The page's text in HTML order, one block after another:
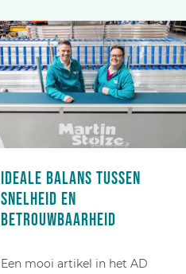
Ideale balans tussen
snelheid en
betrouwbaarheid
Een mooi artikel in het AD